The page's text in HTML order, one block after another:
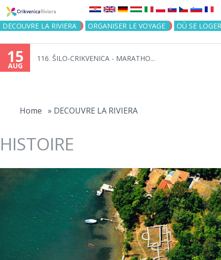
Jump to navigation
DECOUVRE LA RIVIERA ORGANISER LE VOYAGE OÙ SE LOGER
15
AUG
116. ŠILO-CRIKVENICA - MARATHO...
Home » DECOUVRE LA RIVIERA
HISTOIRE